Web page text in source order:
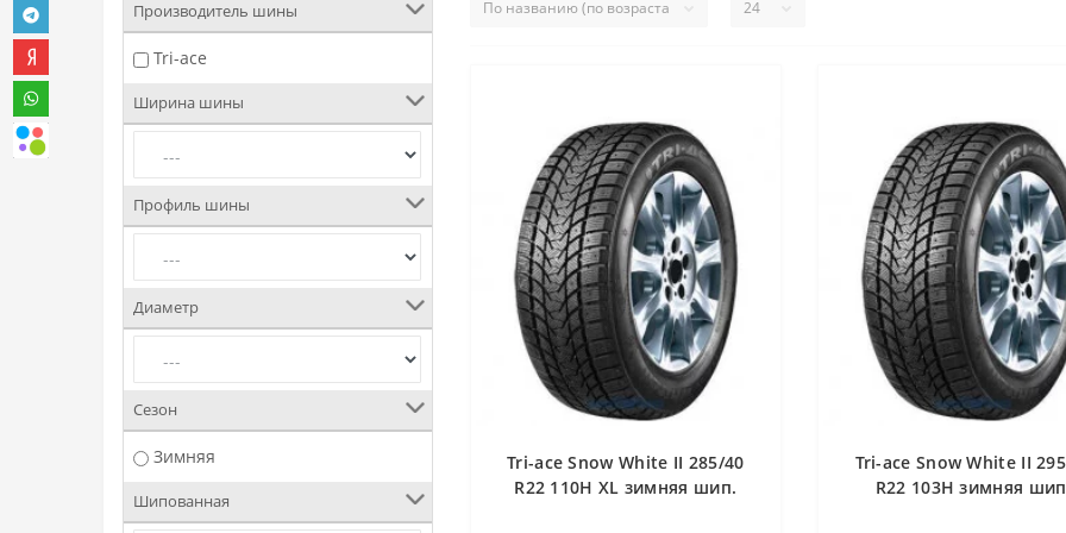
Производитель шины
Tri-ace
Ширина шины
Профиль шины
Диаметр
Сезон
Зимняя
Шипованная
Tri-ace Snow White II 285/40
R22 110H XL зимняя шип.
Tri-ace Snow White II
R22 103H зимняя